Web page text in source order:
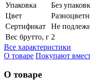
Упаковка
Без
Цвет
Сертификат
Не
Вес брутто, г 2
Все характеристики
О товаре Покупают
О товаре